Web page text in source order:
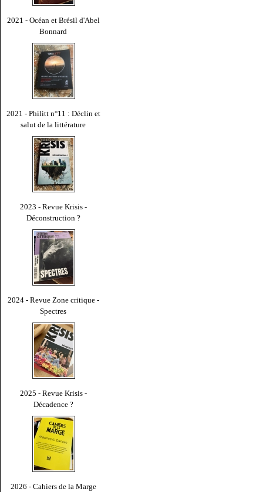
2021 - Océan et Brésil d'Abel
Bonnard
2021 - Philitt n°11 : Déclin et
salut de la littérature
2023 - Revue Krisis -
Déconstruction ?
2024 - Revue Zone critique -
Spectres
2025 - Revue Krisis -
Décadence ?
2026 - Cahiers de la Marge